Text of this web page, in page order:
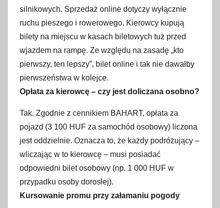
silnikowych. Sprzedaż online dotyczy wyłącznie
ruchu pieszego i rowerowego. Kierowcy kupują
bilety na miejscu w kasach biletowych tuż przed
wjazdem na rampę. Ze względu na zasadę „kto
pierwszy, ten lepszy”, bilet online i tak nie dawałby
pierwszeństwa w kolejce.
Opłata za kierowcę – czy jest doliczana osobno?
Tak. Zgodnie z cennikiem BAHART, opłata za
pojazd (3 100 HUF za samochód osobowy) liczona
jest oddzielnie. Oznacza to, że każdy podróżujący –
wliczając w to kierowcę – musi posiadać
odpowiedni bilet osobowy (np. 1 000 HUF w
przypadku osoby dorosłej).
Kursowanie promu przy załamaniu pogody